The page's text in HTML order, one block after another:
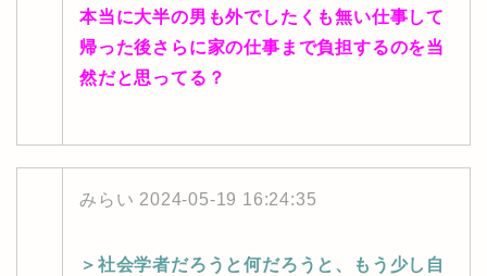
本当に大半の男も外でしたくも無い仕事して
帰った後さらに家の仕事まで負担するのを当
然だと思ってる？
みらい 2024-05-19 16:24:35
＞社会学者だろうと何だろうと、もう少し自